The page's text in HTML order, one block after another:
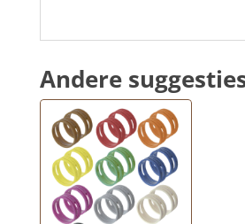
Andere